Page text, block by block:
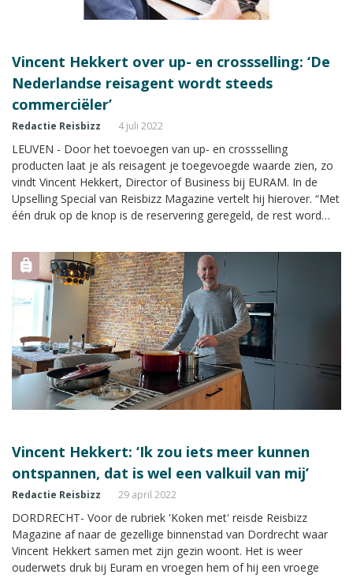
Vincent Hekkert over up- en crossselling: ‘De
Nederlandse reisagent wordt steeds
commerciëler’
Redactie Reisbizz 4 juli 2022
LEUVEN - Door het toevoegen van up- en crossselling
producten laat je als reisagent je toegevoegde waarde zien, zo
vindt Vincent Hekkert, Director of Business bij EURAM. In de
Upselling Special van Reisbizz Magazine vertelt hij hierover. “Met
één druk op de knop is de reservering geregeld, de rest word
reisprofessional.”
Vincent Hekkert: ‘Ik zou iets meer kunnen
ontspannen, dat is wel een valkuil van mij’
Redactie Reisbizz 29 april 2022
DORDRECHT- Voor de rubriek 'Koken met' reisde Reisbizz
Magazine af naar de gezellige binnenstad van Dordrecht waar
Vincent Hekkert samen met zijn gezin woont. Het is weer
ouderwets druk bij Euram en vroegen hem of hij een vroege